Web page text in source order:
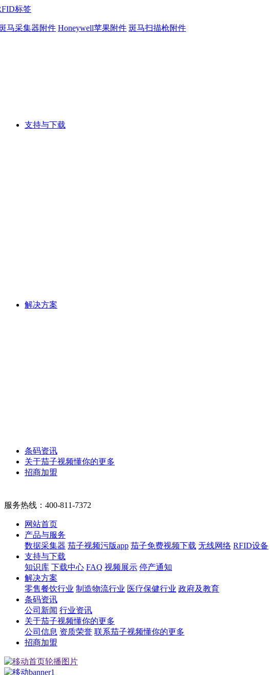
标签
马采集器附件 Honeywell苹果附件 斑马扫描枪附件
支持与下载
解决方案
条码资讯
关于茄子视频懂你的更多
招商加盟
服务热线： 400-811-7372
网站首页
产品与服务
数据采集器 茄子视频污版app 茄子免费视频下载 无线网络 RFID设备
支持与下载
知识库 下载中心 FAQ 视频展示 停产通知
解决方案
零售餐饮行业 制造物流行业 医疗保健行业 政府及教育
条码资讯
公司新闻 行业资讯
关于茄子视频懂你的更多
公司信息 资质荣誉 联系茄子视频懂你的更多
招商加盟